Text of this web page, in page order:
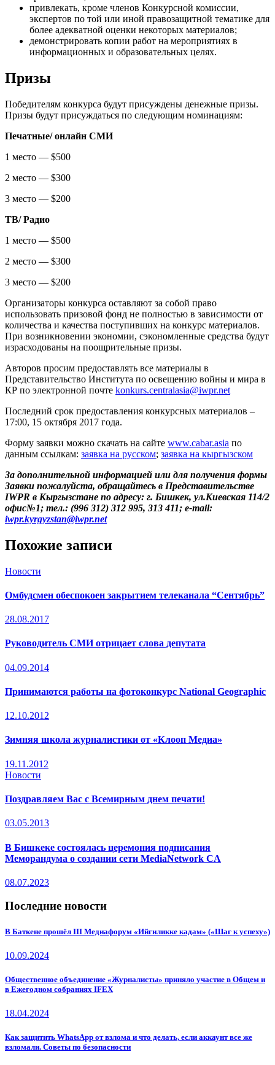
привлекать, кроме членов Конкурсной комиссии,
экспертов по той или иной правозащитной тематике для
более адекватной оценки некоторых материалов;
демонстрировать копии работ на мероприятиях в
информационных и образовательных целях.
Призы
Победителям конкурса будут присуждены денежные призы.
Призы будут присуждаться по следующим номинациям:
Печатные/ онлайн СМИ
1 место — $500
2 место — $300
3 место — $200
ТВ/ Радио
1 место — $500
2 место — $300
3 место — $200
Организаторы конкурса оставляют за собой право
использовать призовой фонд не полностью в зависимости от
количества и качества поступивших на конкурс материалов.
При возникновении экономии, сэкономленные средства будут
израсходованы на поощрительные призы.
Авторов просим предоставлять все материалы в
Представительство Института по освещению войны и мира в
КР по электронной почте konkurs.centralasia@iwpr.net
Последний срок предоставления конкурсных материалов –
17:00, 15 октября 2017 года.
Форму заявки можно скачать на сайте www.cabar.asia по
данным ссылкам: заявка на русском; заявка на кыргызском
За дополнительной информацией или для получения формы
Заявки пожалуйста, обращайтесь в Представительстве
IWPR в Кыргызстане по адресу: г. Бишкек, ул.Киевская 114/2
офис№1; тел.: (996 312) 312 995, 313 411; e-mail:
iwpr.kyrgyzstan@iwpr.net
Похожие записи
Новости
Омбудсмен обеспокоен закрытием телеканала “Сентябрь”
28.08.2017
Руководитель СМИ отрицает слова депутата
04.09.2014
Принимаются работы на фотоконкурс National Geographic
12.10.2012
Зимняя школа журналистики от «Клооп Медиа»
19.11.2012
Новости
Поздравляем Вас с Всемирным днем печати!
03.05.2013
В Бишкеке состоялась церемония подписания
Меморандума о создании сети MediaNetwork CA
08.07.2023
Последние новости
В Баткене прошёл III Медиафорум «Ийгиликке кадам» («Шаг к успеху»)
10.09.2024
Общественное объединение «Журналисты» приняло участие в Общем и
в Ежегодном собраниях IFEX
18.04.2024
Как защитить WhatsApp от взлома и что делать, если аккаунт все же
взломали. Советы по безопасности